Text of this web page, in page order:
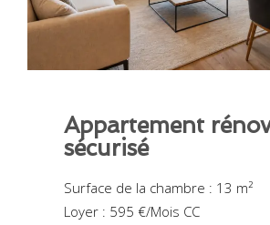
Appartement
sécurisé
Surface de la chambre : 13 m²
Loyer : 595 €/Mois CC